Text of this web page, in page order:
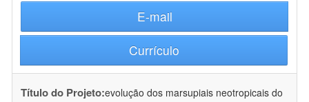
E-mail
Currículo
Título do Projeto:evolução dos marsupiais neotropicais do